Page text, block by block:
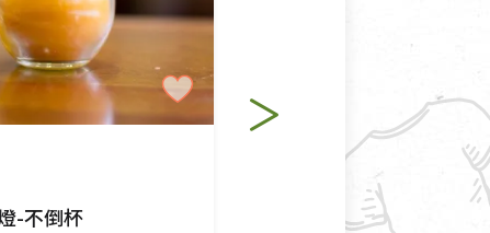
。
外情事適用準則》, 恕無法
所造成的瑕疵，則不在此
-不倒杯
環保油粒-防風杯